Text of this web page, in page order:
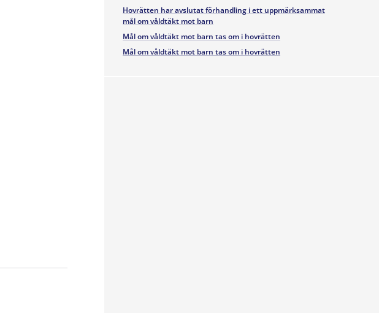
Hovrätten har avslutat förhandling i ett uppmärksammat
mål om våldtäkt mot barn
Mål om våldtäkt mot barn tas om i hovrätten
Mål om våldtäkt mot barn tas om i hovrätten